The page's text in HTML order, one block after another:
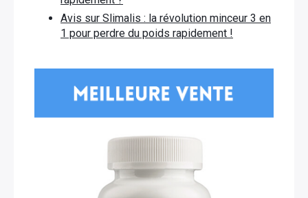
Avis sur Slimalis : la révolution minceur 3 en
1 pour perdre du poids rapidement !